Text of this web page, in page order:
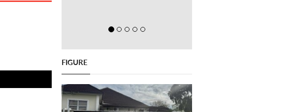
FIGURE
Previous Next